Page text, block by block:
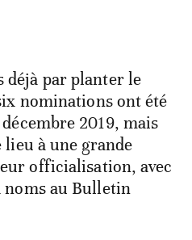
déjà par planter le
nominations ont été
2019, mais
lieu à une grande
officialisation, avec
au Bulletin